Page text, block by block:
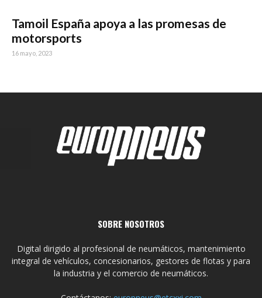
Tamoil España apoya a las promesas de
motorsports
16 mayo, 2023
SOBRE NOSOTROS
Digital dirigido al profesional de neumáticos, mantenimiento
integral de vehículos, concesionarios, gestores de flotas y para
la industria y el comercio de neumáticos.